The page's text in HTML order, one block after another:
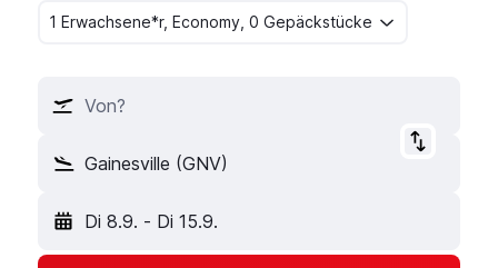
1 Erwachsene*r, Economy, 0 Gepäckstücke
Von?
Gainesville (GNV)
Di 8.9. - Di 15.9.